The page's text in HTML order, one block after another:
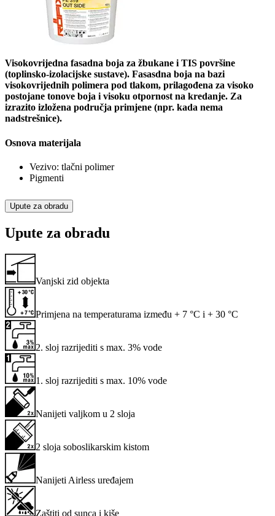
Visokovrijedna fasadna boja za žbukane i TIS površine
(toplinsko-izolacijske sustave). Fasasdna boja na bazi
visokovrijednih polimera pod tlakom, prilagođena za visoko
postojane tonove boja i visoku otpornost na kredanje. Za
izrazito izložena područja primjene (npr. kada nema
nadstrešnice).
Osnova materijala
Vezivo: tlačni polimer
Pigmenti
Upute za obradu
Upute za obradu
Vanjski zid objekta
Primjena na temperaturama između + 7 °C i + 30 °C
2. sloj razrijediti s max. 3% vode
1. sloj razrijediti s max. 10% vode
Nanijeti valjkom u 2 sloja
2 sloja soboslikarskim kistom
Nanijeti Airless uređajem
Zaštiti od sunca i kiše